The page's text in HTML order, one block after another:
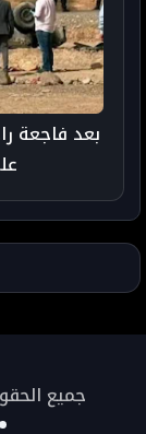
بعد فاجعة
جميع